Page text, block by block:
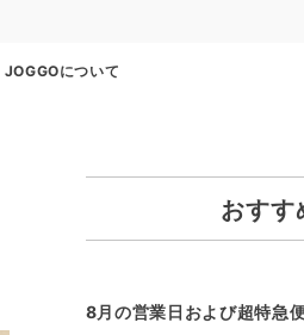
JOGGOについて
おすす
8月の営業日および超特急